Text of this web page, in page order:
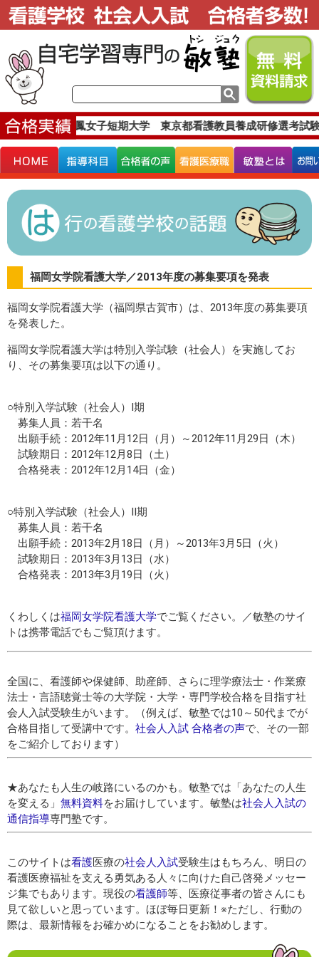
績です。白鳳女子短期大学 東京都看護教員養成研修選考試
福岡女学院看護大学／2013年度の募集要項を発表
福岡女学院看護大学（福岡県古賀市）は、2013年度の募集要項
を発表した。
福岡女学院看護大学は特別入学試験（社会人）を実施してお
り、その募集要項は以下の通り。
○特別入学試験（社会人）I期
募集人員：若干名
出願手続：2012年11月12日（月）～2012年11月29日（木）
試験期日：2012年12月8日（土）
合格発表：2012年12月14日（金）
○特別入学試験（社会人）II期
募集人員：若干名
出願手続：2013年2月18日（月）～2013年3月5日（火）
試験期日：2013年3月13日（水）
合格発表：2013年3月19日（火）
くわしくは福岡女学院看護大学でご覧ください。／敏塾のサイ
トは携帯電話でもご覧頂けます。
全国に、看護師や保健師、助産師、さらに理学療法士・作業療
法士・言語聴覚士等の大学院・大学・専門学校合格を目指す社
会人入試受験生がいます。（例えば、敏塾では10～50代までが
合格目指して受講中です。 社会人入試 合格者の声で、その一部
をご紹介しております）
★あなたも人生の岐路にいるのかも。敏塾では「あなたの人生
を変える」 無料資料をお届けしています。敏塾は社会人入試の
通信指導専門塾です。
このサイトは看護医療の社会人入試受験生はもちろん、明日の
看護医療福祉を支える勇気ある人々に向けた自己啓発メッセー
ジ集でもあります。現役の看護師等、医療従事者の皆さんにも
見て欲しいと思っています。ほぼ毎日更新！※ただし、行動の
際は、最新情報をお確かめになることをお勧めします。